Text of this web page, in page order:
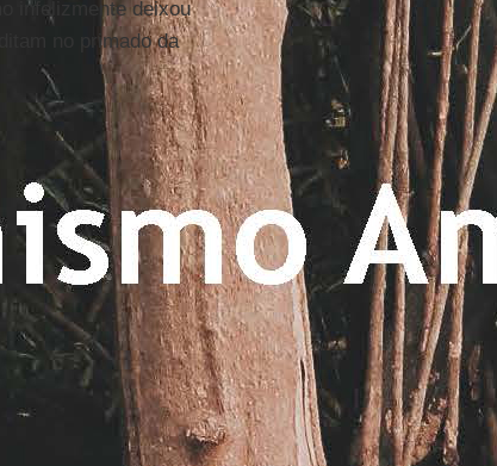
infelizmente deixou
no primado da